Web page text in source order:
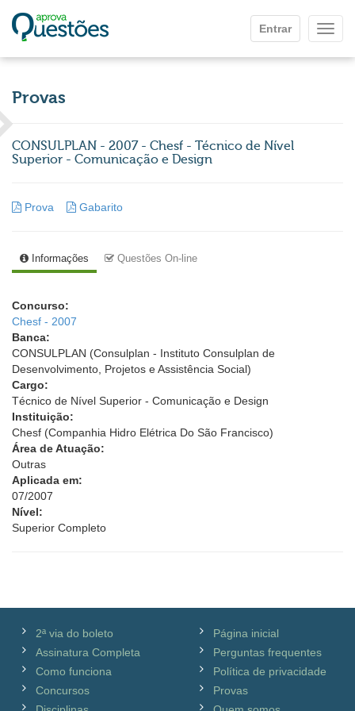
Entrar
Provas
CONSULPLAN - 2007 - Chesf - Técnico de Nível
Superior - Comunicação e Design
Prova Gabarito
Informações Questões On-line
Concurso:
Chesf - 2007
Banca:
CONSULPLAN (Consulplan - Instituto Consulplan de
Desenvolvimento, Projetos e Assistência Social)
Cargo:
Técnico de Nível Superior - Comunicação e Design
Instituição:
Chesf (Companhia Hidro Elétrica Do São Francisco)
Área de Atuação:
Outras
Aplicada em:
07/2007
Nível:
Superior Completo
2ª via do boleto
Assinatura Completa
Como funciona
Concursos
Página inicial
Perguntas frequentes
Política de privacidade
Provas